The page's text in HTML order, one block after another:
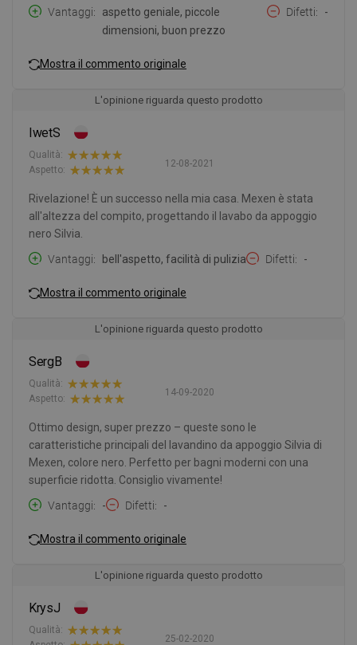
Vantaggi
aspetto geniale, piccole
dimensioni, buon prezzo
Difetti -
Mostra il commento originale
L'opinione riguarda questo prodotto
IwetS
12-08-2021
Qualità:
Aspetto:
Rivelazione! È un successo nella mia casa. Mexen è stata
all'altezza del compito, progettando il lavabo da appoggio
nero Silvia.
Vantaggi
bell'aspetto, facilità di pulizia Difetti -
Mostra il commento originale
L'opinione riguarda questo prodotto
SergB
14-09-2020
Qualità:
Aspetto:
Ottimo design, super prezzo – queste sono le
caratteristiche principali del lavandino da appoggio Silvia di
Mexen, colore nero. Perfetto per bagni moderni con una
superficie ridotta. Consiglio vivamente!
Vantaggi
- Difetti -
Mostra il commento originale
L'opinione riguarda questo prodotto
KrysJ
25-02-2020
Qualità: